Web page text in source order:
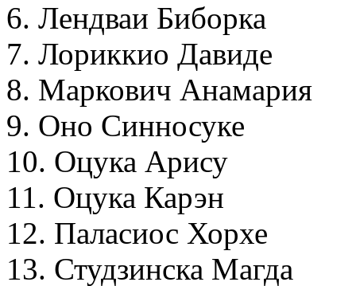
6. Лендваи Биборка
7. Лориккио Давиде
8. Маркович Анамария
9. Оно Синносуке
10. Оцука Арису
11. Оцука Карэн
12. Паласиос Хорхе
13. Студзинска Магда